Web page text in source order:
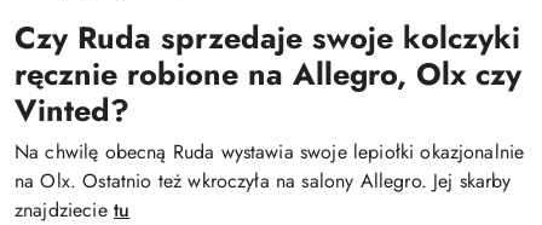
Czy Ruda sprzedaje swoje kolczyki
ręcznie robione na Allegro, Olx czy
Vinted?
Na chwilę obecną Ruda wystawia swoje lepiołki okazjonalnie
na Olx. Ostatnio też wkroczyła na salony Allegro. Jej skarby
znajdziecie tu